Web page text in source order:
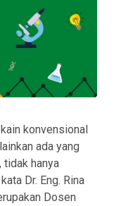
konvensional
ada yang
tidak hanya
Dr. Eng. Rina
Dosen